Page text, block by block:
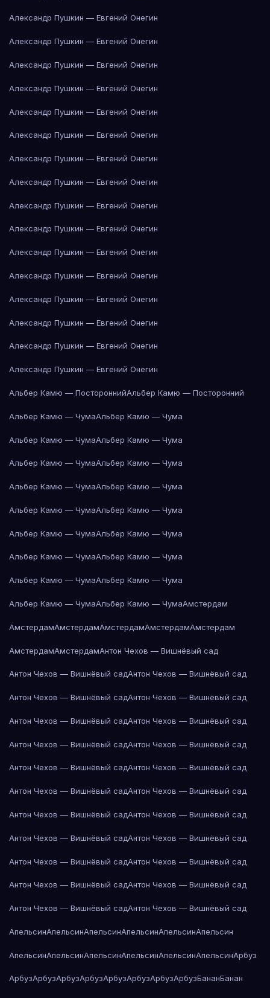
Александр Пушкин — Евгений Онегин
Александр Пушкин — Евгений Онегин
Александр Пушкин — Евгений Онегин
Александр Пушкин — Евгений Онегин
Александр Пушкин — Евгений Онегин
Александр Пушкин — Евгений Онегин
Александр Пушкин — Евгений Онегин
Александр Пушкин — Евгений Онегин
Александр Пушкин — Евгений Онегин
Александр Пушкин — Евгений Онегин
Александр Пушкин — Евгений Онегин
Александр Пушкин — Евгений Онегин
Александр Пушкин — Евгений Онегин
Александр Пушкин — Евгений Онегин
Александр Пушкин — Евгений Онегин
Александр Пушкин — Евгений Онегин
Альбер Камю — ПостороннийАльбер Камю — Посторонний
Альбер Камю — ЧумаАльбер Камю — Чума
Альбер Камю — ЧумаАльбер Камю — Чума
Альбер Камю — ЧумаАльбер Камю — Чума
Альбер Камю — ЧумаАльбер Камю — Чума
Альбер Камю — ЧумаАльбер Камю — Чума
Альбер Камю — ЧумаАльбер Камю — Чума
Альбер Камю — ЧумаАльбер Камю — Чума
Альбер Камю — ЧумаАльбер Камю — Чума
Альбер Камю — ЧумаАльбер Камю — ЧумаАмстердам
АмстердамАмстердамАмстердамАмстердамАмстердам
АмстердамАмстердамАнтон Чехов — Вишнёвый сад
Антон Чехов — Вишнёвый садАнтон Чехов — Вишнёвый сад
Антон Чехов — Вишнёвый садАнтон Чехов — Вишнёвый сад
Антон Чехов — Вишнёвый садАнтон Чехов — Вишнёвый сад
Антон Чехов — Вишнёвый садАнтон Чехов — Вишнёвый сад
Антон Чехов — Вишнёвый садАнтон Чехов — Вишнёвый сад
Антон Чехов — Вишнёвый садАнтон Чехов — Вишнёвый сад
Антон Чехов — Вишнёвый садАнтон Чехов — Вишнёвый сад
Антон Чехов — Вишнёвый садАнтон Чехов — Вишнёвый сад
Антон Чехов — Вишнёвый садАнтон Чехов — Вишнёвый сад
Антон Чехов — Вишнёвый садАнтон Чехов — Вишнёвый сад
Антон Чехов — Вишнёвый садАнтон Чехов — Вишнёвый сад
АпельсинАпельсинАпельсинАпельсинАпельсинАпельсин
АпельсинАпельсинАпельсинАпельсинАпельсинАпельсинАрбуз
АрбузАрбузАрбузАрбузАрбузАрбузАрбузАрбузБананБанан